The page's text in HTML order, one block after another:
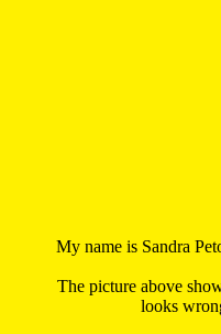
My name is Sandra
The picture above
looks